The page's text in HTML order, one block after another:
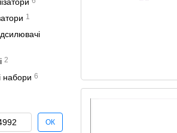
1
2
набори 6
ОК